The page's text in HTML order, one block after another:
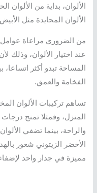
الألوان، بداية من الألوان
الألوان المحايدة مثل
من الضروري مراعاة عوامل
عند اختيار الألوان، وذلك
المساحة تبدو أكثر
الفخامة والعمق.
تساهم تركيبات الألوان
المنزل، وفمثلا تمنح
والراحة، بينما تضفي
الأخضر الزيتوني شعور
مميزة في جدار واحد